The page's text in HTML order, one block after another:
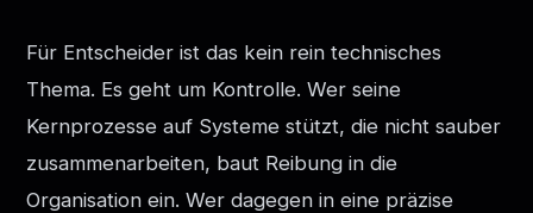
Für Entscheider ist das kein rein technisches
Thema. Es geht um Kontrolle. Wer seine
Kernprozesse auf Systeme stützt, die nicht sauber
zusammenarbeiten, baut Reibung in die
Organisation ein. Wer dagegen in eine präzise